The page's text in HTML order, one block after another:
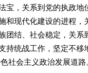
宝，关系到党的执政地
和现代化建设的进程，
团结、社会稳定，关系
持统战工作，坚定不移
社会主义政治发展道路